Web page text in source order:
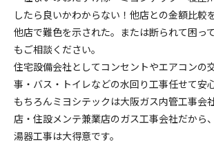
したら良いかわからない！他店との金額比較
他店で難色を示された。または断られて困っ
もご相談ください。
住宅設備会社としてコンセントやエアコンの
事・バス・トイレなどの水回り工事任せて安
もちろんミヨシテックは大阪ガス内管工事会
店・住設メンテ兼業店のガス工事会社だから
湯器工事は大得意です。